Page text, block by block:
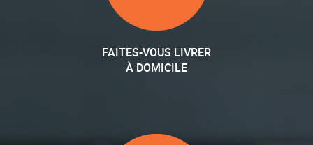
FAITES-VOUS LIVRER
À DOMICILE